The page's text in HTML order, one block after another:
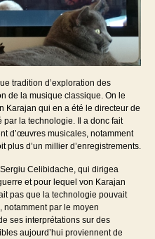
tradition d’exploration des
de la musique classique. On le
Karajan qui en a été le directeur de
par la technologie. Il a donc fait
d’œuvres musicales, notamment
plus d’un millier d’enregistrements.
Celibidache, qui dirigea
et pour lequel von Karajan
pas que la technologie pouvait
par le moyen
ses interprétations sur des
aujourd’hui proviennent de